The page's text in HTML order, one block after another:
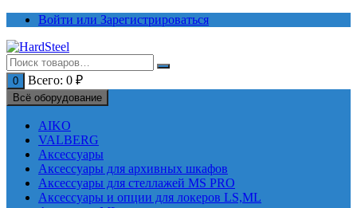
Перейти
содержимому
Войти или Зарегистрироваться
0 Всего: 0 ₽
Всё оборудование
AIKO
VALBERG
Аксессуары
Аксессуары для архивных шкафов
Аксессуары для стеллажей MS PRO
Аксессуары и опции для локеров LS,ML